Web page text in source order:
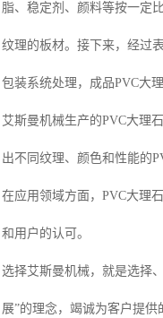
脂、稳定剂、颜料等按一定
纹理的板材。接下来，经过
包装系统处理，成品PVC大
艾斯曼机械生产的PVC大理
出不同纹理、颜色和性能的
在应用领域方面，PVC大理
和用户的认可。
选择艾斯曼机械，就是选择
展”的理念，竭诚为客户提